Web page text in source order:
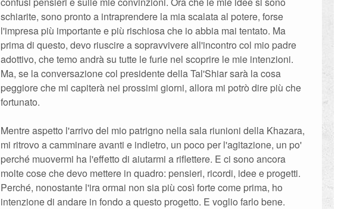
schiarite, sono pronto a intraprendere la mia scalata al potere, forse
l'impresa più importante e più rischiosa che io abbia mai tentato. Ma
prima di questo, devo riuscire a sopravvivere all'incontro col mio padre
adottivo, che temo andrà su tutte le furie nel scoprire le mie intenzioni.
Ma, se la conversazione col presidente della Tal'Shiar sarà la cosa
peggiore che mi capiterà nei prossimi giorni, allora mi potrò dire più che
fortunato.
Mentre aspetto l'arrivo del mio patrigno nella sala riunioni della Khazara,
mi ritrovo a camminare avanti e indietro, un poco per l'agitazione, un po'
perché muovermi ha l'effetto di aiutarmi a riflettere. E ci sono ancora
molte cose che devo mettere in quadro: pensieri, ricordi, idee e progetti.
Perché, nonostante l'ira ormai non sia più così forte come prima, ho
intenzione di andare in fondo a questo progetto. E voglio farlo bene.